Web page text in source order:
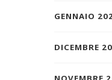
GENNAIO
DICEMBRE